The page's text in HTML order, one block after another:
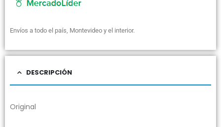
Envíos a todo el país, Montevideo y el interior.
DESCRIPCIÓN
Original